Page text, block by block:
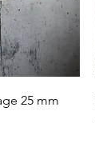
25 mm